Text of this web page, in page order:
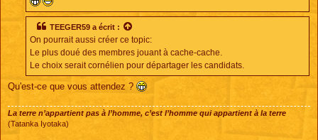
TEEGER59 a écrit :
On pourrait aussi créer ce topic:
Le plus doué des membres jouant à cache-cache.
Le choix serait cornélien pour départager les candidats.
Qu'est-ce que vous attendez ?
La terre n’appartient pas à l’homme, c’est l’homme qui appartient à la terre
(Tatanka Iyotaka)